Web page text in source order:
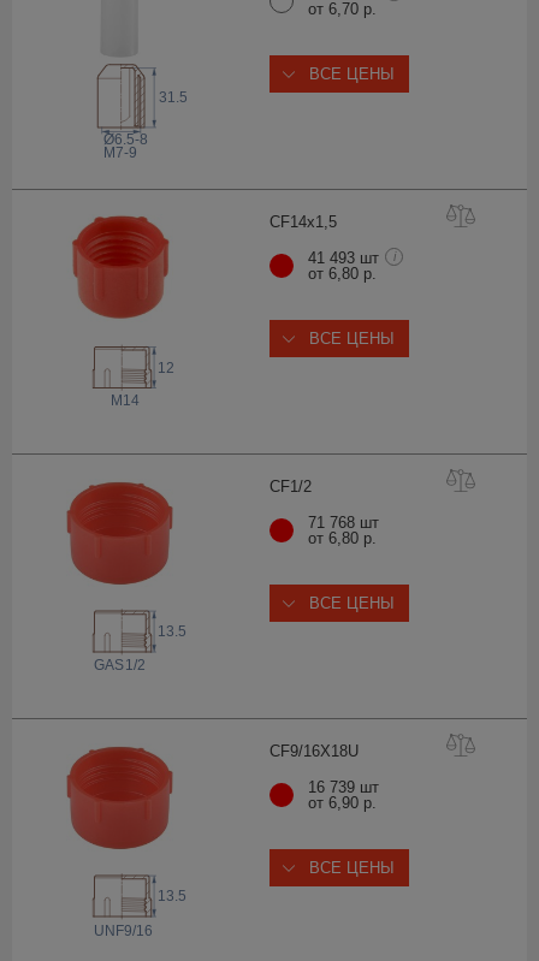
Ø6.5-8
31.5
M7-9
от 6,70 р.
ВСЕ ЦЕНЫ
CF14x1,5
12
M14
41 493 шт i
от 6,80 р.
ВСЕ ЦЕНЫ
CF1/2
GAS 1/2
13.5
71 768 шт
от 6,80 р.
ВСЕ ЦЕНЫ
CF9/16X18U
UNF9/16
13.5
16 739 шт
от 6,90 р.
ВСЕ ЦЕНЫ